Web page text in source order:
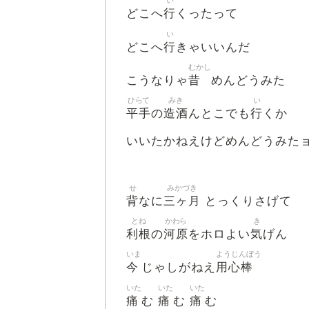
どこへ行 くったって
どこへ行
い
きゃいいんだ
こうなりゃ昔
むかし
めんどうみた
平手
ひらて
の造酒
みき
んとこでも行
い
くか
いいたかねえけどめんどうみた
背
せ
なに三ヶ月
みかづき
とっくりさげて
利根
とね
の河原
かわら
をホロよい気
き
げん
今
いま
じゃしがねえ 用心棒
ようじんぼう
痛
いた
む 痛
いた
む 痛
いた
む